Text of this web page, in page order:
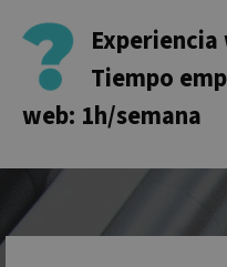
Tiempo
web: 1h/semana